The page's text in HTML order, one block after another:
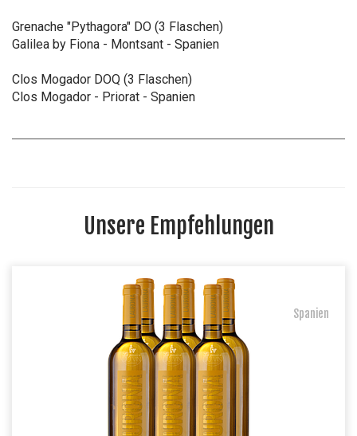
Grenache "Pythagora" DO (3 Flaschen)
Galilea by Fiona - Montsant - Spanien
Clos Mogador DOQ (3 Flaschen)
Clos Mogador - Priorat - Spanien
Unsere Empfehlungen
Spanien